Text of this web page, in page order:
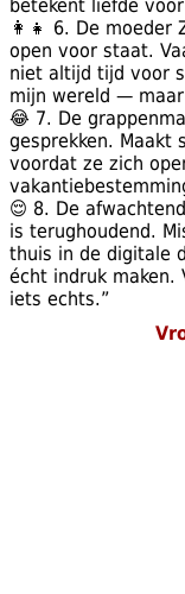
betekent liefde voor
👩‍👧 6. De
open voor staat.
niet altijd tijd voor
mijn wereld —
😂 7. De
gesprekken.
voordat ze zich
😌 8. De
is terughoudend.
thuis in de digitale
écht indruk maken.
iets echts.”